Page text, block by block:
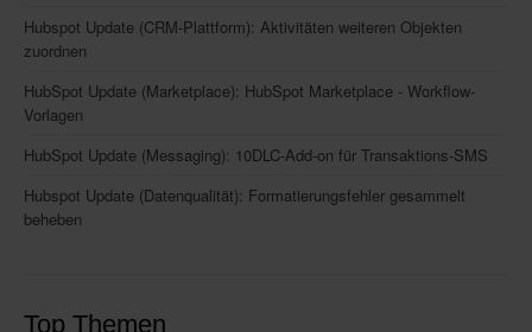
Hubspot Update (CRM-Plattform): Aktivitäten weiteren Objekten
zuordnen
HubSpot Update (Marketplace): HubSpot Marketplace - Workflow-
Vorlagen
HubSpot Update (Messaging): 10DLC-Add-on für Transaktions-SMS
Hubspot Update (Datenqualität): Formatierungsfehler gesammelt
beheben
Top Themen